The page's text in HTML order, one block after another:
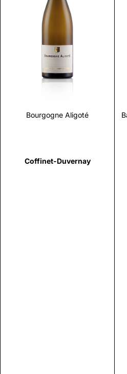
Bourgogne Aligoté
Coffinet-Duvernay
Scopri